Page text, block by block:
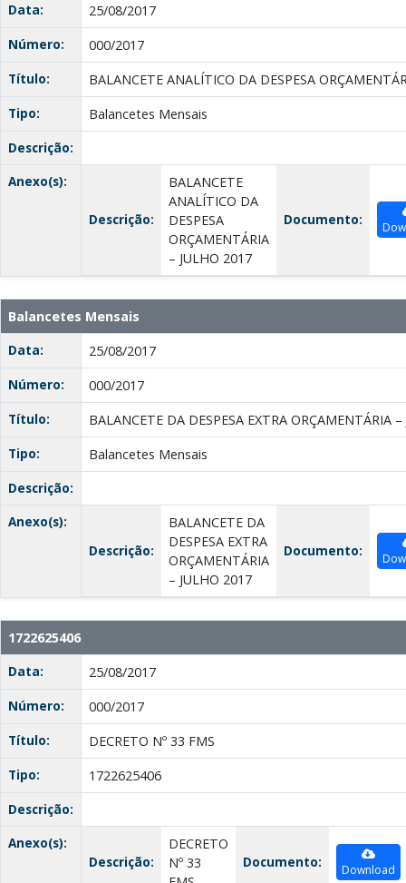
Data:
25/08/2017
Número:
000/2017
Título:
BALANCETE ANALÍTICO DA DESPESA
Tipo:
Balancetes Mensais
Descrição:
Anexo(s):
Descrição:
BALANCETE
ANALÍTICO DA
DESPESA
ORÇAMENTÁRIA
– JULHO 2017
Documento:
Balancetes Mensais
Data:
25/08/2017
Número:
000/2017
Título:
BALANCETE DA DESPESA EXTRA ORÇAMENTÁRIA
Tipo:
Balancetes Mensais
Descrição:
Anexo(s):
Descrição:
BALANCETE DA
DESPESA EXTRA
ORÇAMENTÁRIA
– JULHO 2017
Documento:
1722625406
Data:
25/08/2017
Número:
000/2017
Título:
DECRETO Nº 33 FMS
Tipo:
1722625406
Descrição:
Anexo(s):
Descrição:
DECRETO
Nº 33
Documento: Download